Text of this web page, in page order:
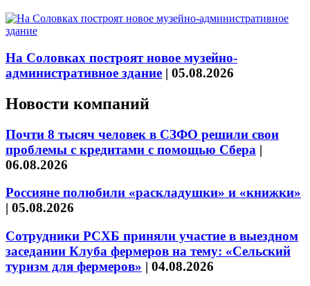
На Соловках построят новое музейно-
административное здание | 05.08.2026
Новости компаний
Почти 8 тысяч человек в СЗФО решили свои
проблемы с кредитами с помощью Сбера |
06.08.2026
Россияне полюбили «раскладушки» и «книжки»
| 05.08.2026
Сотрудники РСХБ приняли участие в выездном
заседании Клуба фермеров на тему: «Сельский
туризм для фермеров» | 04.08.2026